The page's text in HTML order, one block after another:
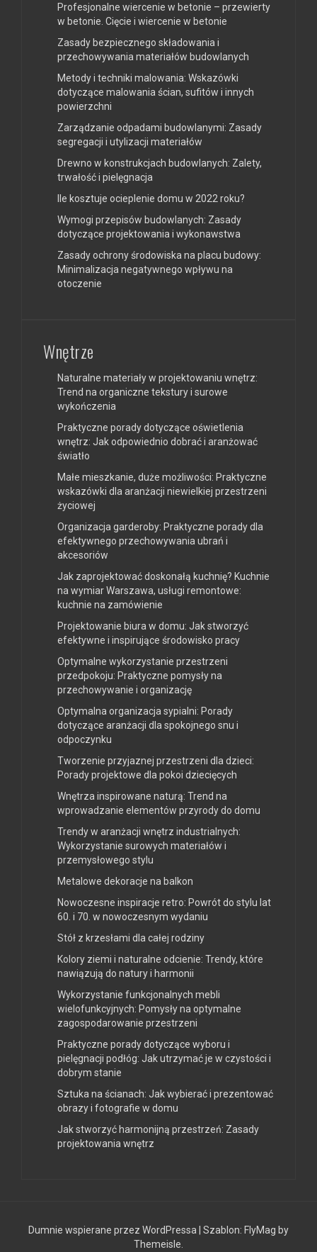
Profesjonalne wiercenie w betonie – przewierty
w betonie. Cięcie i wiercenie w betonie
Zasady bezpiecznego składowania i
przechowywania materiałów budowlanych
Metody i techniki malowania: Wskazówki
dotyczące malowania ścian, sufitów i innych
powierzchni
Zarządzanie odpadami budowlanymi: Zasady
segregacji i utylizacji materiałów
Drewno w konstrukcjach budowlanych: Zalety,
trwałość i pielęgnacja
Ile kosztuje ocieplenie domu w 2022 roku?
Wymogi przepisów budowlanych: Zasady
dotyczące projektowania i wykonawstwa
Zasady ochrony środowiska na placu budowy:
Minimalizacja negatywnego wpływu na
otoczenie
Wnętrze
Naturalne materiały w projektowaniu wnętrz:
Trend na organiczne tekstury i surowe
wykończenia
Praktyczne porady dotyczące oświetlenia
wnętrz: Jak odpowiednio dobrać i aranżować
światło
Małe mieszkanie, duże możliwości: Praktyczne
wskazówki dla aranżacji niewielkiej przestrzeni
życiowej
Organizacja garderoby: Praktyczne porady dla
efektywnego przechowywania ubrań i
akcesoriów
Jak zaprojektować doskonałą kuchnię? Kuchnie
na wymiar Warszawa, usługi remontowe:
kuchnie na zamówienie
Projektowanie biura w domu: Jak stworzyć
efektywne i inspirujące środowisko pracy
Optymalne wykorzystanie przestrzeni
przedpokoju: Praktyczne pomysły na
przechowywanie i organizację
Optymalna organizacja sypialni: Porady
dotyczące aranżacji dla spokojnego snu i
odpoczynku
Tworzenie przyjaznej przestrzeni dla dzieci:
Porady projektowe dla pokoi dziecięcych
Wnętrza inspirowane naturą: Trend na
wprowadzanie elementów przyrody do domu
Trendy w aranżacji wnętrz industrialnych:
Wykorzystanie surowych materiałów i
przemysłowego stylu
Metalowe dekoracje na balkon
Nowoczesne inspiracje retro: Powrót do stylu lat
60. i 70. w nowoczesnym wydaniu
Stół z krzesłami dla całej rodziny
Kolory ziemi i naturalne odcienie: Trendy, które
nawiązują do natury i harmonii
Wykorzystanie funkcjonalnych mebli
wielofunkcyjnych: Pomysły na optymalne
zagospodarowanie przestrzeni
Praktyczne porady dotyczące wyboru i
pielęgnacji podłóg: Jak utrzymać je w czystości i
dobrym stanie
Sztuka na ścianach: Jak wybierać i prezentować
obrazy i fotografie w domu
Jak stworzyć harmonijną przestrzeń: Zasady
projektowania wnętrz
Dumnie wspierane przez WordPressa Szablon: FlyMag by
Themeisle.